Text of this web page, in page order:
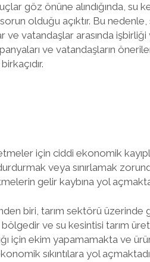
göz önüne alındığında, su
olduğu açıktır. Bu
vatandaşlar arasında işbirliği
ve vatandaşların
için ciddi ekonomik
veya sınırlamak
gelir kaybına yol
biri, tarım sektörü üzerinde
ve su kesintisi tarım
için ekim yapamamakta ve
sıkıntılara yol